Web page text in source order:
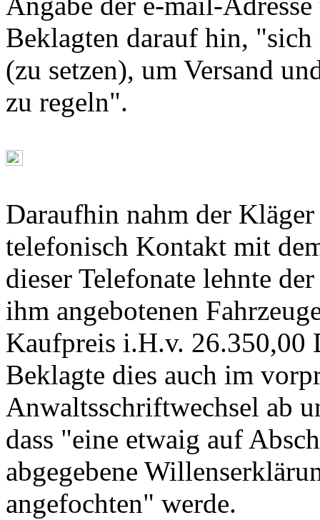
Beklagten darauf hin,
(zu setzen), um Versand
zu regeln".
Daraufhin nahm der
telefonisch Kontakt mit
dieser Telefonate lehnte
ihm angebotenen
Kaufpreis i.H.v. 26.350,00
Beklagte dies auch im
Anwaltsschriftwechsel ab
dass "eine etwaig auf
abgegebene
angefochten" werde.